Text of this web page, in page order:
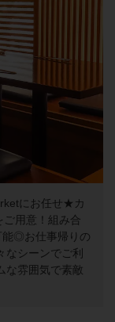
にお任せ★カ
ご用意！組み合
能◎お仕事帰りの
なシーンでご利
な雰囲気で素敵